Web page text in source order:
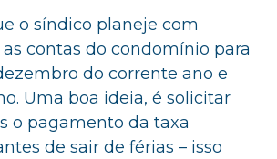
o síndico planeje com
contas do condomínio para
do corrente ano e
Uma boa ideia, é solicitar
o pagamento da taxa
de sair de férias – isso